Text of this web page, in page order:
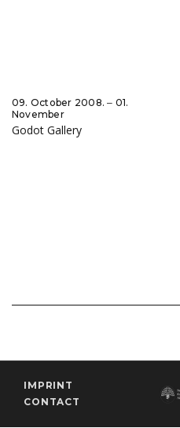
09. October 2008. ‒ 01.
November
Godot Gallery
IMPRINT
CONTACT